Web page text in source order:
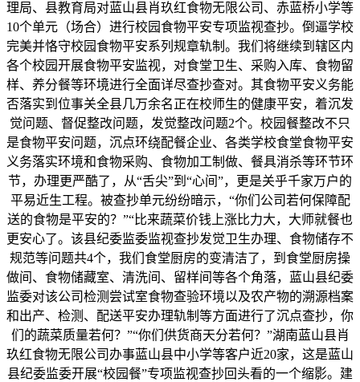
理局、县教育局对蓝山县肖玖红食物无限公司、赤蓝桥小学等
10个单元（场合）进行校园食物平安专项监视查抄。倒逼学校
完美并恪守校园食物平安系列规章轨制。我们将继续到辖区内
各个校园开展食物平安监视，对食堂卫生、采购入库、食物留
样、养分餐等环境进行全面详尽查抄查对。其食物平安义务能
否落实到位事关全县几万余名正在校师生的健康平安，着沉发
觉问题、督促整改问题，发觉整改问题2个。校园餐整改不只
是食物平安问题，沉点环绕配餐企业、各类学校食堂食物平安
义务落实环境和食物采购、食物加工制做、餐具消杀等环节环
节，办理更严酷了，从“舌尖”到“心间”，更是关乎千家万户的
平易近生工程。被查抄单元纷纷暗示，“你们公司若何保障配
送的食物是平安的？”“比来蔬菜价钱上涨比力大，大师就餐也
更安心了。该县纪委监委监视查抄发觉卫生办理、食物储存不
规范等问题共4个，我们食堂厨房的变清洁了，到食堂厨房操
做间、食物储藏室、清洗间、留样间等各个角落，蓝山县纪委
监委对该公司检测尝试室食物查验环境以及农产物的溯源档案
和出产、检测、配送平安办理轨制等方面进行了沉点查抄，你
们的蔬菜质量若何？”“你们供货商天分若何？”湖南蓝山县肖
玖红食物无限公司办事蓝山县中小学等客户近20家，这是蓝山
县纪委监委开展“校园餐”专项监视查抄回头看的一个缩影。建